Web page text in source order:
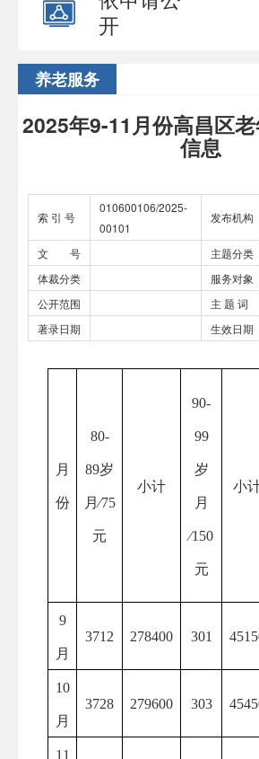
开
养老服务
2025年9-11月份高昌区
信息
索 引 号
010600106/2025-
00101
发布机构
文 号 主题分类
体裁分类
服务对象
公开范围
主 题 词
著录日期
生效日期
月
份
80-
89岁
月∕75
元
小计
90-
99
岁
月
∕150
元
小
9
月
3712 278400 301
10
月
3728 279600 303
11